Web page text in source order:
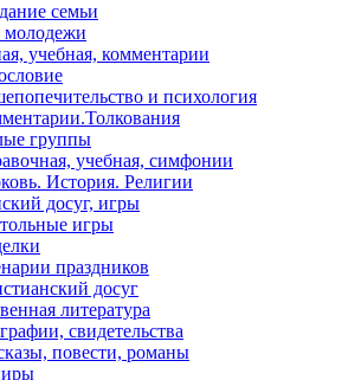
семьи
молодежи
учебная, комментарии
и психология
группы
учебная, симфонии
История. Религии
досуг, игры
игры
праздников
досуг
литература
свидетельства
повести, романы